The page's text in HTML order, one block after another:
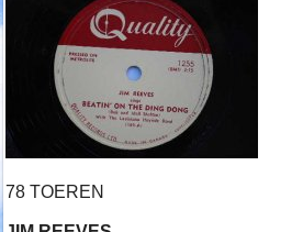
78 TOEREN